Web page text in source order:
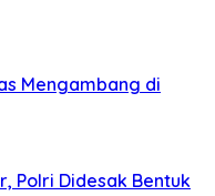
Mengambang di
Polri Didesak Bentuk